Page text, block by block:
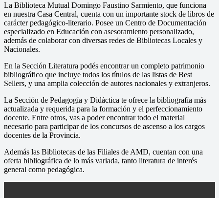
La Biblioteca Mutual Domingo Faustino Sarmiento, que funciona
en nuestra Casa Central, cuenta con un importante stock de libros de
carácter pedagógico-literario. Posee un Centro de Documentación
especializado en Educación con asesoramiento personalizado,
además de colaborar con diversas redes de Bibliotecas Locales y
Nacionales.
En la Sección Literatura podés encontrar un completo patrimonio
bibliográfico que incluye todos los títulos de las listas de Best
Sellers, y una amplia colección de autores nacionales y extranjeros.
La Sección de Pedagogía y Didáctica te ofrece la bibliografía más
actualizada y requerida para la formación y el perfeccionamiento
docente. Entre otros, vas a poder encontrar todo el material
necesario para participar de los concursos de ascenso a los cargos
docentes de la Provincia.
Además las Bibliotecas de las Filiales de AMD, cuentan con una
oferta bibliográfica de lo más variada, tanto literatura de interés
general como pedagógica.